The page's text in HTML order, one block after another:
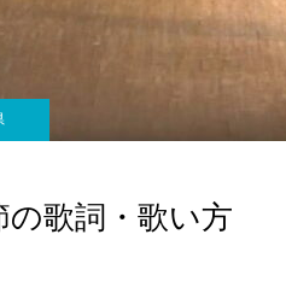
の歌詞・歌い方